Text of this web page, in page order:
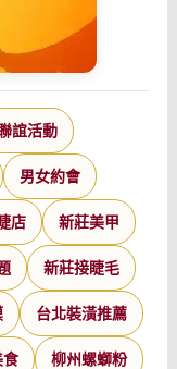
誼活動
男女約會
店 新莊美甲
新莊接睫毛
台北裝潢推薦
食 柳州螺螄粉